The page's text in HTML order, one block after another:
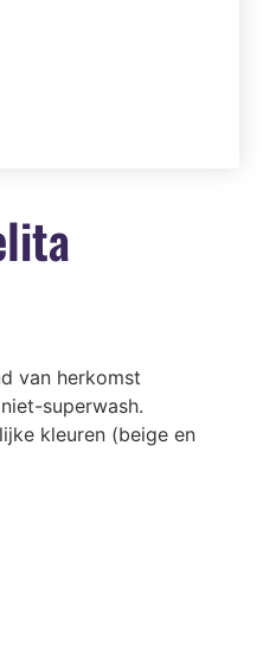
van herkomst
superwash.
kleuren (beige en